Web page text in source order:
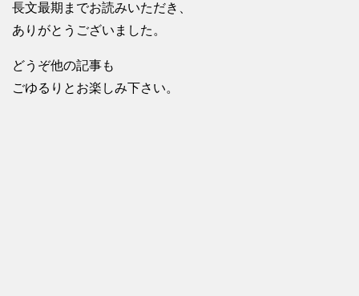
長文最期までお読みいただき、
ありがとうございました。
どうぞ他の記事も
ごゆるりとお楽しみ下さい。